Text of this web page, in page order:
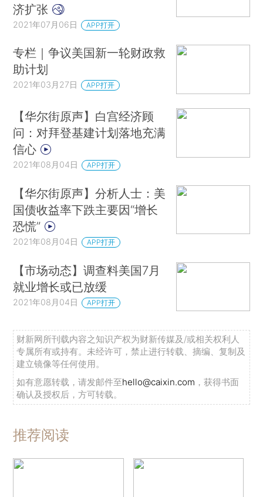
济扩张
2021年07月06日 APP打开
专栏｜争议美国新一轮财政救
助计划
2021年03月27日 APP打开
【华尔街原声】白宫经济顾
问：对拜登基建计划落地充满
信心
2021年08月04日 APP打开
【华尔街原声】分析人士：美
国债收益率下跌主要因“增长
恐慌”
2021年08月04日 APP打开
【市场动态】调查料美国7月
就业增长或已放缓
2021年08月04日 APP打开
财新网所刊载内容之知识产权为财新传媒及/或相关权利人
专属所有或持有。未经许可，禁止进行转载、摘编、复制及
建立镜像等任何使用。
如有意愿转载，请发邮件至hello@caixin.com ，获得书面
确认及授权后，方可转载。
推荐阅读